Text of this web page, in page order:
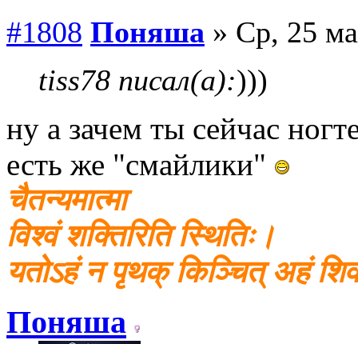
#1808 Поняша » Ср, 25
tiss78 писал(а):)))
ну а зачем ты сейчас
есть же "смайлики"
चैतन्यमात्मा
विश्वं शक्तिरिति स्थितिः।
यतोऽहं न पृथक् किञ्चित् अहं
Поняша